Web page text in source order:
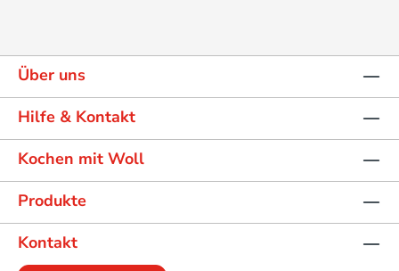
Über uns
Hilfe & Kontakt
Kochen mit Woll
Produkte
Kontakt